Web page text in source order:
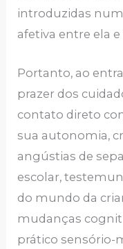
introduzidas
afetiva entre ela e
Portanto, ao
prazer dos
contato direto
sua autonomia,
angústias de
escolar,
do mundo da
mudanças
prático sensório-